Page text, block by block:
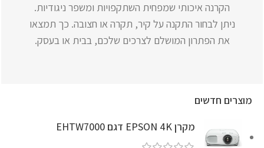
הקרנה איכותי שמפחית השתקפויות ומשפר ניגודיות.
ניתן לבחור התקנה על קיר, תקרה או חצובה. כך תמצאו
את הפתרון המושלם לצרכים שלכם, בבית או בעסק.
מוצרים חדשים
מקרן EPSON 4K דגם EHTW7000